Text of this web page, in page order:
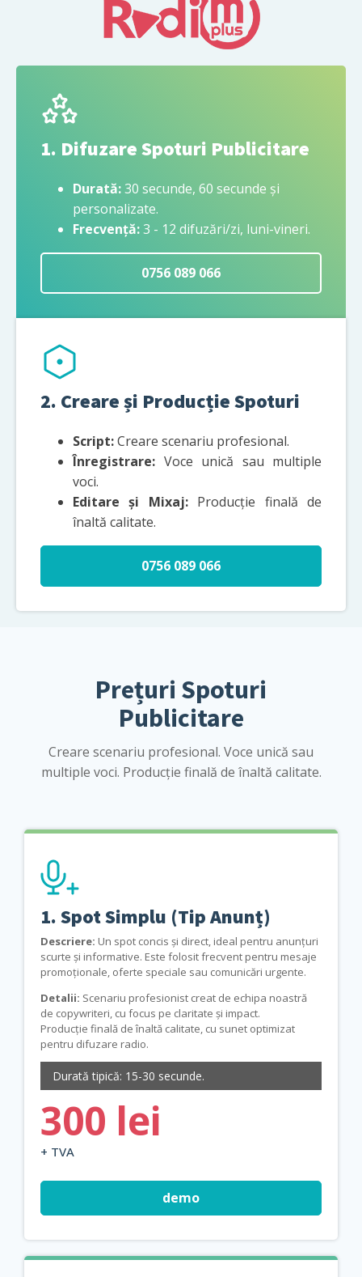
1. Difuzare Spoturi Publicitare
Durată:30 secunde, 60 secunde și
personalizate.
Frecvență:3 - 12 difuzări/zi, luni-vineri.
0756 089 066
2. Creare și Producție Spoturi
Script:Creare scenariu profesional.
Înregistrare: Voce unică sau multiple
voci.
Editare și Mixaj:Producție finală de
înaltă calitate.
0756 089 066
Prețuri Spoturi
Publicitare
Creare scenariu profesional. Voce unică sau
multiple voci. Producție finală de înaltă calitate.
1. Spot Simplu (Tip Anunț)
Descriere: Un spot concis și direct, ideal pentru anunțuri
scurte și informative. Este folosit frecvent pentru mesaje
promoționale, oferte speciale sau comunicări urgente.
Detalii: Scenariu profesionist creat de echipa noastră
de copywriteri, cu focus pe claritate și impact.
Producție finală de înaltă calitate, cu sunet optimizat
pentru difuzare radio.
Durată tipică: 15-30 secunde.
300 lei
+ TVA
demo